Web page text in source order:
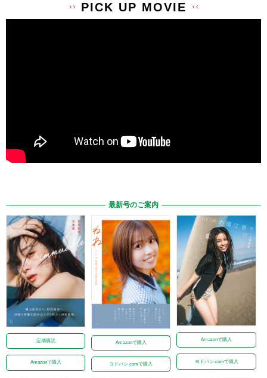
PICK UP MOVIE
最新号のご案内
定期購読
Amazonで購入
Amazonで購入
ヨドバシ.comで購入
Amazonで購入
ヨドバシ.comで購入